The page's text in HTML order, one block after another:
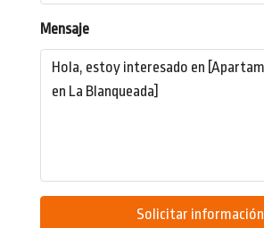
Mensaje
Solicitar información